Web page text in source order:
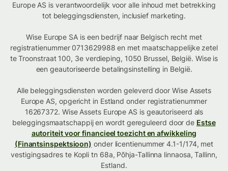
Europe AS is verantwoordelijk voor alle inhoud met betrekking
tot beleggingsdiensten, inclusief marketing.
Wise Europe SA is een bedrijf naar Belgisch recht met
registratienummer 0713629988 en met maatschappelijke zetel
te Troonstraat 100, 3e verdieping, 1050 Brussel, België. Wise is
een geautoriseerde betalingsinstelling in België.
Alle beleggingsdiensten worden geleverd door Wise Assets
Europe AS, opgericht in Estland onder registratienummer
16267372. Wise Assets Europe AS is geautoriseerd als
beleggingsmaatschappij en wordt gereguleerd door de Estse
autoriteit voor financieel toezicht en afwikkeling
(Finantsinspektsioon) onder licentienummer 4.1-1/174, met
vestigingsadres te Kopli tn 68a, Põhja-Tallinna linnaosa, Tallinn,
Estland.